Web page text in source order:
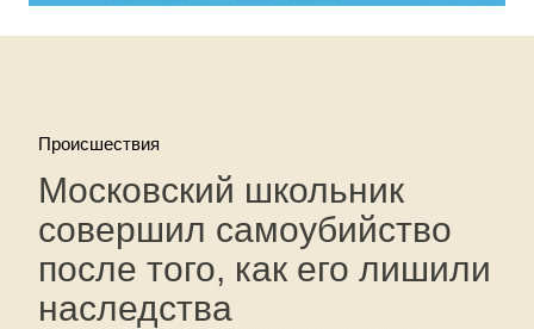
Происшествия
Московский школьник
совершил самоубийство
после того, как его лишили
наследства